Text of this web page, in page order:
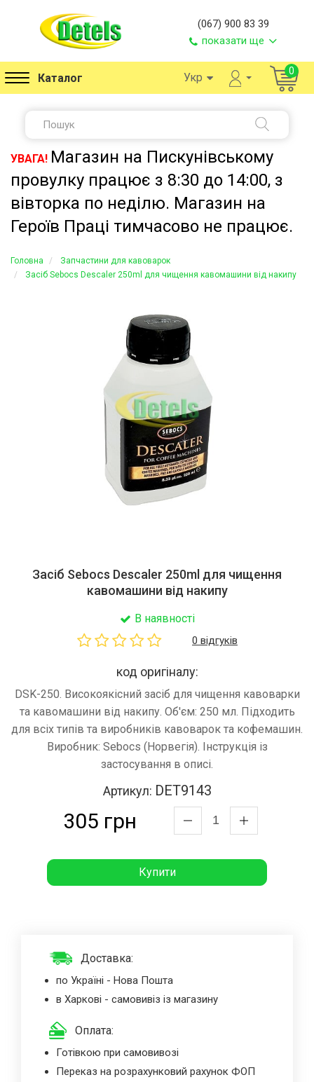
(067) 900 83 39
показати ще
Каталог Укр 0
УВАГА! Магазин на Пискунівському
провулку працює з 8:30 до 14:00, з
вівторка по неділю. Магазин на
Героїв Праці тимчасово не працює.
Головна
Запчастини для кавоварок
Засіб Sebocs Descaler 250ml для чищення кавомашини від накипу
Засіб Sebocs Descaler 250ml для чищення
кавомашини від накипу
В наявності
0 відгуків
код оригіналу:
DSK-250. Високоякісний засіб для чищення кавоварки
та кавомашини від накипу. Об'єм: 250 мл. Підходить
для всіх типів та виробників кавоварок та кофемашин.
Виробник: Sebocs (Норвегія). Інструкція із
застосування в описі.
Артикул: DET9143
305 грн
Купити
Доставка:
по Україні - Нова Пошта
в Харкові - самовивіз із магазину
Оплата:
Готівкою при самовивозі
Переказ на розрахунковий рахунок ФОП